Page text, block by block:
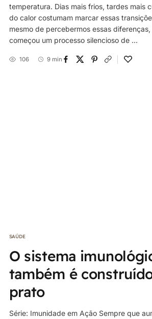
temperatura. Dias mais frios, tardes mais
do calor costumam marcar essas
mesmo de percebermos essas
começou um processo silencioso de ...
106 9 min
SAÚDE
O sistema
também é
prato
Série: Imunidade em Ação Sempre que